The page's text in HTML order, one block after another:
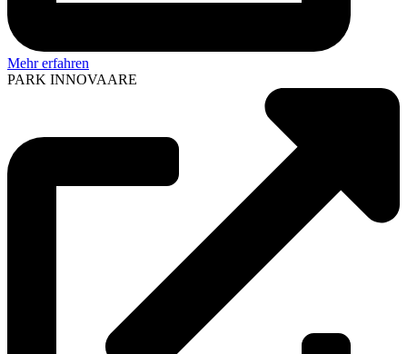
Mehr erfahren
PARK INNOVAARE